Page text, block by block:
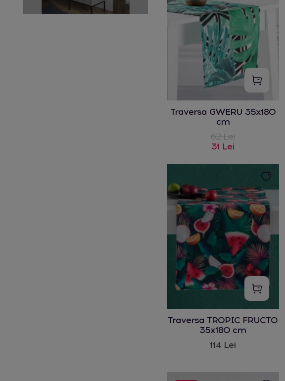
Traversa GWERU 35x180
cm
62 Lei
31 Lei
Traversa TROPIC FRUCTO
35x180 cm
114 Lei